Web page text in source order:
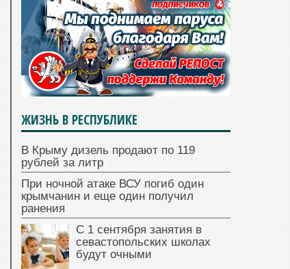
ЖИЗНЬ В РЕСПУБЛИКЕ
В Крыму дизель продают по 119
рублей за литр
При ночной атаке ВСУ погиб один
крымчанин и еще один получил
ранения
С 1 сентября занятия в
севастопольских школах
будут очными